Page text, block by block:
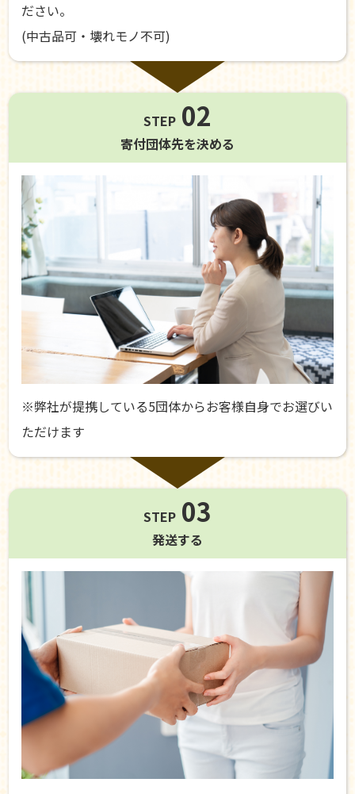
ださい。
(中古品可・壊れモノ不可)
STEP 02
寄付団体先を決める
※弊社が提携している5団体からお客様自身でお選びい
ただけます
STEP 03
発送する